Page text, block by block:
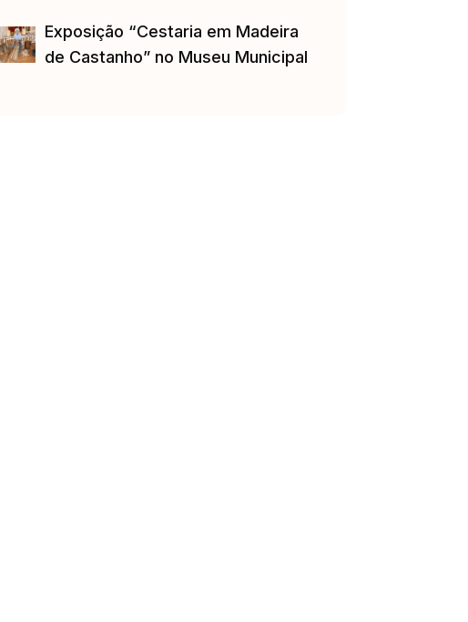
Exposição “Cestaria em Madeira
de Castanho” no Museu Municipal